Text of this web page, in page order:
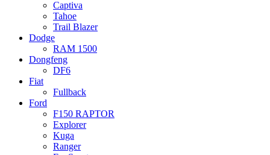
Captiva
Tahoe
Trail Blazer
Dodge
RAM 1500
Dongfeng
DF6
Fiat
Fullback
Ford
F150 RAPTOR
Explorer
Kuga
Ranger